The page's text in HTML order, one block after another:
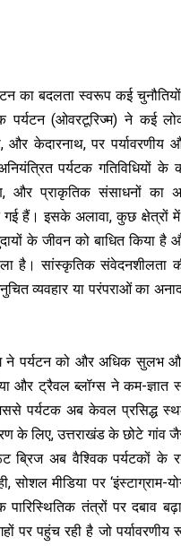
का बदलता स्वरूप कई
पर्यटन (ओवरटूरिज्म) ने कई
और केदारनाथ, पर पर्यावरणीय
पर्यटक गतिविधियों
और प्राकृतिक संसाधनों का
हैं। इसके अलावा, कुछ क्षेत्रों
के जीवन को बाधित किया है
है। सांस्कृतिक संवेदनशीलता
व्यवहार या परंपराओं का
ने पर्यटन को और अधिक सुलभ और
और ट्रैवल ब्लॉग्स ने कम-ज्ञात
पर्यटक अब केवल प्रसिद्ध
के लिए, उत्तराखंड के छोटे गांव
ब्रिज अब वैश्विक पर्यटकों के
सोशल मीडिया पर ‘इंस्टाग्राम-
तंत्रों पर दबाव
पर पहुंच रही है जो